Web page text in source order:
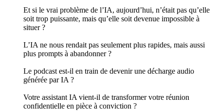
Et si le vrai problème de l’IA, aujourd’hui, n’était pas qu’elle
soit trop puissante, mais qu’elle soit devenue impossible à
situer ?
L’IA ne nous rendait pas seulement plus rapides, mais aussi
plus prompts à abandonner ?
Le podcast est-il en train de devenir une décharge audio
générée par IA ?
Votre assistant IA vient-il de transformer votre réunion
confidentielle en pièce à conviction ?